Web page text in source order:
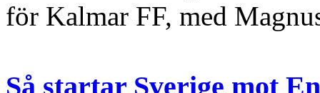
för Kalmar FF, med
Så startar Sverige mot